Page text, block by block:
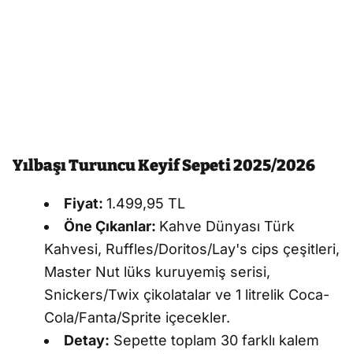
Yılbaşı Turuncu Keyif Sepeti 2025/2026
Fiyat: 1.499,95 TL
Öne Çıkanlar: Kahve Dünyası Türk
Kahvesi, Ruffles/Doritos/Lay's cips çeşitleri,
Master Nut lüks kuruyemiş serisi,
Snickers/Twix çikolatalar ve 1 litrelik Coca-
Cola/Fanta/Sprite içecekler.
Detay: Sepette toplam 30 farklı kalem